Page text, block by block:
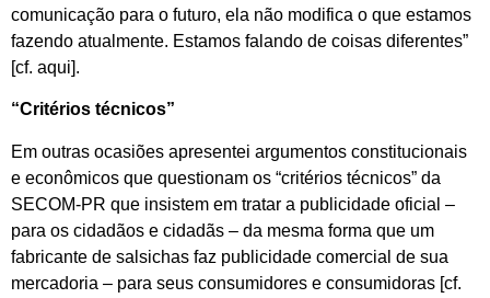
comunicação para o futuro, ela não modifica o que estamos
fazendo atualmente. Estamos falando de coisas diferentes”
[cf. aqui].
“Critérios técnicos”
Em outras ocasiões apresentei argumentos constitucionais
e econômicos que questionam os “critérios técnicos” da
SECOM-PR que insistem em tratar a publicidade oficial –
para os cidadãos e cidadãs – da mesma forma que um
fabricante de salsichas faz publicidade comercial de sua
mercadoria – para seus consumidores e consumidoras [cf.